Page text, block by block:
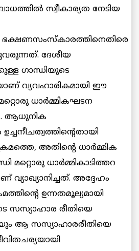
സ്വീകാര്യത നേടിയ
ദേശീയ
ഗാന്ധിയുടെ
വ്യവഹാരികമായി ഈ
ധാര്‍മ്മികഘടന
. ആധുനിക
അതിന്റെ ധാര്‍മ്മിക
മറ്റൊരു ധാര്‍മ്മികാടിത്തറ
വ്യാഖ്യാനിച്ചത്. അദ്ദേഹം
ഉന്നതമൂല്യമായി
സസ്യാഹാര രീതിയെ
ആ സസ്യാഹാരരീതിയെ